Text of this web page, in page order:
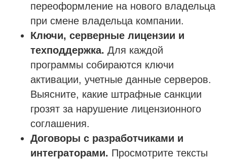
переоформление на нового владельца
при смене владельца компании.
Ключи, серверные лицензии и
техподдержка. Для каждой
программы собираются ключи
активации, учетные данные серверов.
Выясните, какие штрафные санкции
грозят за нарушение лицензионного
соглашения.
Договоры с разработчиками и
интеграторами. Просмотрите тексты